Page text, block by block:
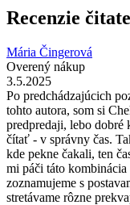
Recenzie
Mária Čingerová
Overený nákup
3.5.2025
Po predchádzajúcich
tohto autora, som si
predpredaji, lebo dobré
čítať - v správny čas.
kde pekne čakali, ten
mi páči táto
zoznamujeme s
stretávame rôzne